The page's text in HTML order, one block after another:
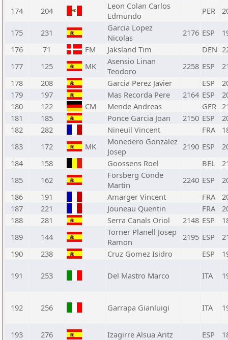
174
204
Leon Colan Carlos
Edmundo
PER
175 231
Garcia Lopez
Nicolas
2176 ESP
176
71 FM Jaksland Tim DEN
177
125 MK
Asensio Linan
Teodoro
2258 ESP
178
208 Garcia Perez Javier ESP
179
197 Mas Recorda Pere 2164 ESP
180
122 CM Mende Andreas GER
181
185 Ponce Garcia Joan 2150 ESP
182
282 Nineuil Vincent FRA
183
172 MK
Monedero Gonzalez
Josep
2190 ESP
184
158 Goossens Roel BEL
185
162
Forsberg Conde
Martin
2240 ESP
186
191 Amarger Vincent FRA
187
221 Jouneau Quentin FRA
188
281 Serra Canals Oriol 2148 ESP
189
144
Torner Planell Josep
Ramon
2195 ESP
190
238 Cruz Gomez Isidro ESP
191 253 Del Mastro Marco ITA
192 256 Garrapa Gianluigi ITA
193 276 Izagirre Alsua Aritz ESP